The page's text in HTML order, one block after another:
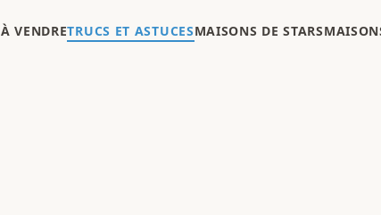
À VENDRETRUCS ET ASTUCESMAISONS DE STARS